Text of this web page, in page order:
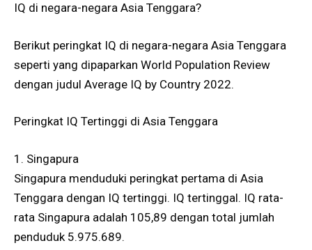
IQ di negara-negara Asia Tenggara?
Berikut peringkat IQ di negara-negara Asia Tenggara
seperti yang dipaparkan World Population Review
dengan judul Average IQ by Country 2022.
Peringkat IQ Tertinggi di Asia Tenggara
1. Singapura
Singapura menduduki peringkat pertama di Asia
Tenggara dengan IQ tertinggi. IQ tertinggal. IQ rata-
rata Singapura adalah 105,89 dengan total jumlah
penduduk 5.975.689.